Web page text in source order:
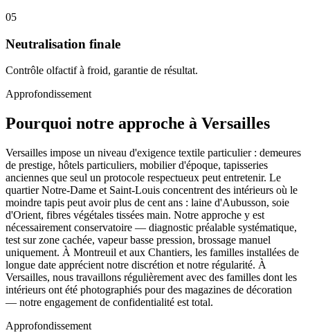
05
Neutralisation finale
Contrôle olfactif à froid, garantie de résultat.
Approfondissement
Pourquoi notre approche à Versailles
Versailles impose un niveau d'exigence textile particulier : demeures
de prestige, hôtels particuliers, mobilier d'époque, tapisseries
anciennes que seul un protocole respectueux peut entretenir. Le
quartier Notre-Dame et Saint-Louis concentrent des intérieurs où le
moindre tapis peut avoir plus de cent ans : laine d'Aubusson, soie
d'Orient, fibres végétales tissées main. Notre approche y est
nécessairement conservatoire — diagnostic préalable systématique,
test sur zone cachée, vapeur basse pression, brossage manuel
uniquement. À Montreuil et aux Chantiers, les familles installées de
longue date apprécient notre discrétion et notre régularité. À
Versailles, nous travaillons régulièrement avec des familles dont les
intérieurs ont été photographiés pour des magazines de décoration
— notre engagement de confidentialité est total.
Approfondissement